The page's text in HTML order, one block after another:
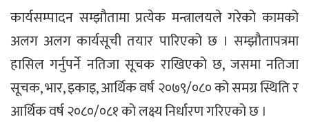
कार्यसम्पादन सम्झौतामा प्रत्येक मन्त्रालयले गरेको कामको
अलग अलग कार्यसूची तयार पारिएको छ । सम्झौतापत्रमा
हासिल गर्नुपर्ने नतिजा सूचक राखिएको छ, जसमा नतिजा
सूचक, भार, इकाइ, आर्थिक वर्ष २०७९/०८० को समग्र स्थिति र
आर्थिक वर्ष २०८०/०८१ को लक्ष्य निर्धारण गरिएको छ ।